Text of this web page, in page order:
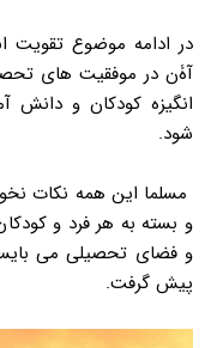
در ادامه موضوع تقویت
آۀن در موفقیت های
انگیزه کودکان و دانش
شود.
مسلما این همه نکات
و بسته به هر فرد و
و فضای تحصیلی می
پیش گرفت.